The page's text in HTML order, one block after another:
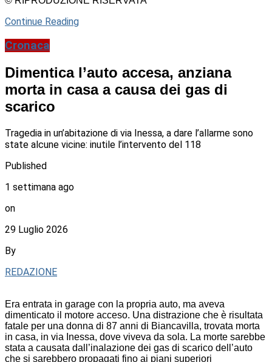
Continue Reading
Cronaca
Dimentica l’auto accesa, anziana
morta in casa a causa dei gas di
scarico
Tragedia in un’abitazione di via Inessa, a dare l’allarme sono
state alcune vicine: inutile l’intervento del 118
Published
1 settimana ago
on
29 Luglio 2026
By
REDAZIONE
Era entrata in garage con la propria auto, ma aveva
dimenticato il motore acceso. Una distrazione che è risultata
fatale per una donna di 87 anni di Biancavilla, trovata morta
in casa, in via Inessa, dove viveva da sola. La morte sarebbe
stata a causata dall’inalazione dei gas di scarico dell’auto
che si sarebbero propagati fino ai piani superiori